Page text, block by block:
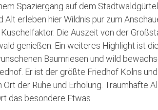
Spaziergang auf dem
Alt erleben hier Wildnis pur zum
Die Auszeit von der
genießen. Ein weiteres Highlight ist
Baumriesen und wild
Er ist der größte Friedhof Kölns
der Ruhe und Erholung. Traumhafte
das besondere Etwas.